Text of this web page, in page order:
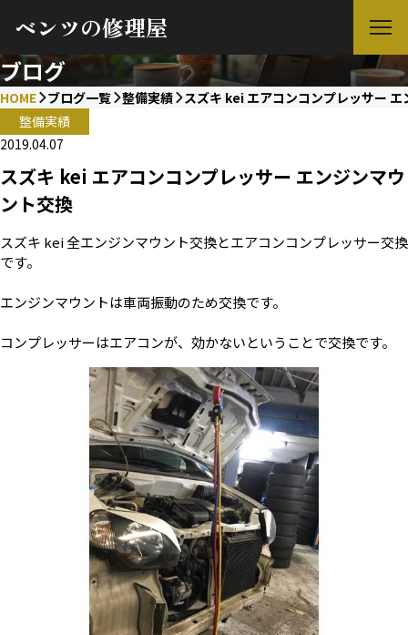
ベンツの修理屋
ブログ
HOME ブログ一覧 整備実績
スズキ kei エアコンコンプレッサー
整備実績
2019.04.07
スズキ kei エアコンコンプレッサー エンジンマウ
ント交換
スズキ kei 全エンジンマウント交換とエアコンコンプレッサー交換
です。
エンジンマウントは車両振動のため交換です。
コンプレッサーはエアコンが、効かないということで交換です。